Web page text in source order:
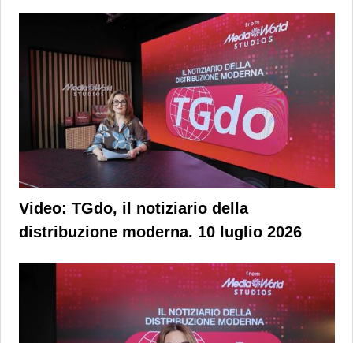
Video: TGdo, il notiziario della
distribuzione moderna. 10 luglio 2026